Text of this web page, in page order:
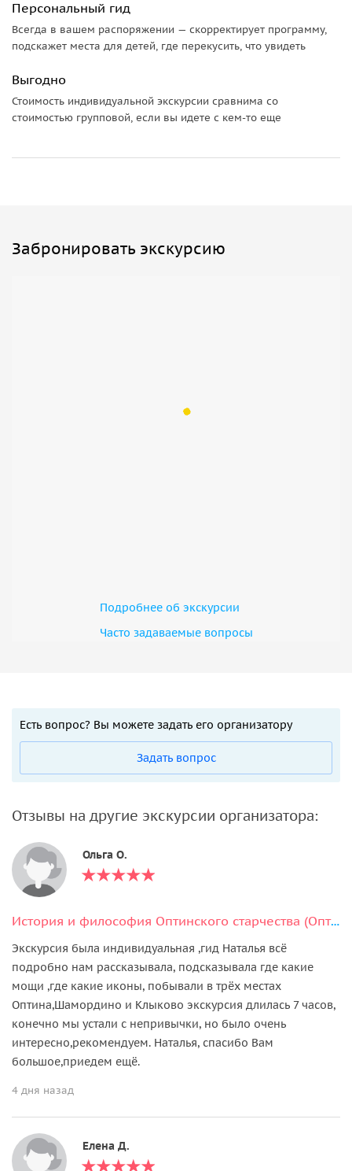
Персональный гид
Всегда в вашем распоряжении — скорректирует программу,
подскажет места для детей, где перекусить, что увидеть
Выгодно
Стоимость индивидуальной экскурсии сравнима со
стоимостью групповой, если вы идете с кем-то еще
Забронировать экскурсию
Подробнее об экскурсии
Часто задаваемые вопросы
Есть вопрос? Вы можете задать его организатору
Задать вопрос
Отзывы на другие экскурсии организатора:
Ольга О.
История и философия Оптинского старчества (Оптина Пустынь, Шамордино, Клыково)
Экскурсия была индивидуальная ,гид Наталья всё
подробно нам рассказывала, подсказывала где какие
мощи ,где какие иконы, побывали в трёх местах
Оптина,Шамордино и Клыково экскурсия длилась 7 часов,
конечно мы устали с непривычки, но было очень
интересно,рекомендуем. Наталья, спасибо Вам
большое,приедем ещё.
4 дня назад
Елена Д.